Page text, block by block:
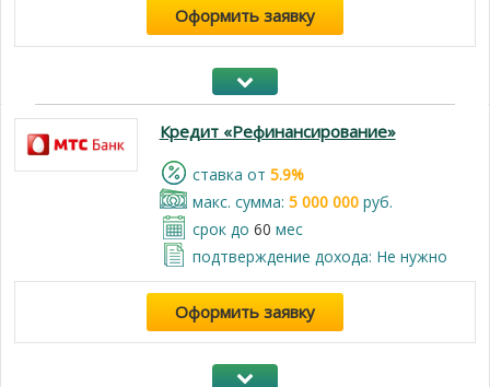
Оформить заявку
Кредит «Рефинансирование»
cтавка от 5.9%
макс. сумма: 5 000 000руб.
срок до 60 мес
подтверждение дохода: Не нужно
Оформить заявку